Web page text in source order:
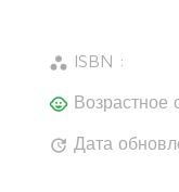
workspaces ISBN :
child_careВозрастное
update Дата